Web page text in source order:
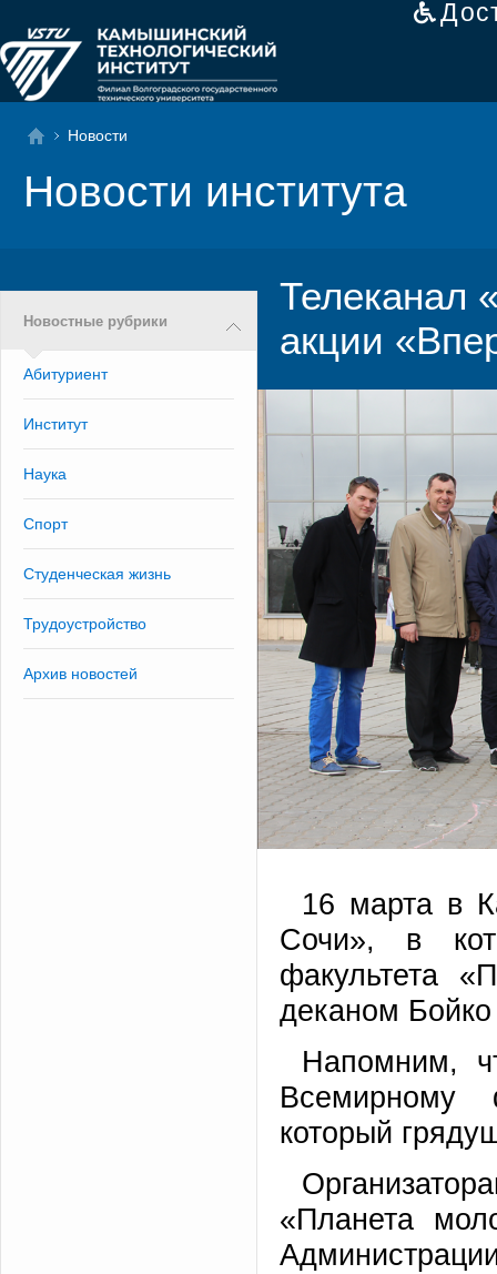
Новости
Новости института
Новостные рубрики
Абитуриент
Институт
Наука
Спорт
Студенческая жизнь
Трудоустройство
Архив новостей
Телеканал
акции
16 марта в
Сочи», в
факультета
деканом
Напомним,
Всемирному
который
«Планета